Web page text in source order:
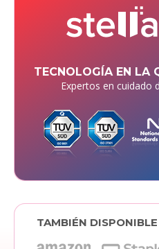
TECNOLOGÍA EN LA
Expertos en cuidado
TAMBIÉN